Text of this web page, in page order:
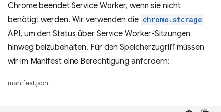
Chrome beendet Service Worker, wenn sie nicht
benötigt werden. Wir verwenden die chrome.storage
API, um den Status über Service Worker-Sitzungen
hinweg beizubehalten. Für den Speicherzugriff müssen
wir im Manifest eine Berechtigung anfordern:
manifest.json: